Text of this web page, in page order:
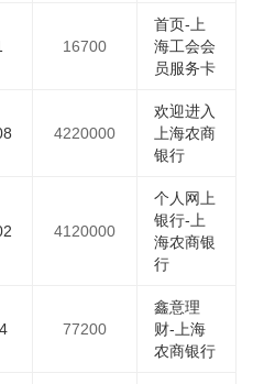
16700
首页-上
海工会会
员服务卡
4220000
欢迎进入
上海农商
银行
4120000
个人网上
银行-上
海农商银
行
77200
鑫意理
财-上海
农商银行